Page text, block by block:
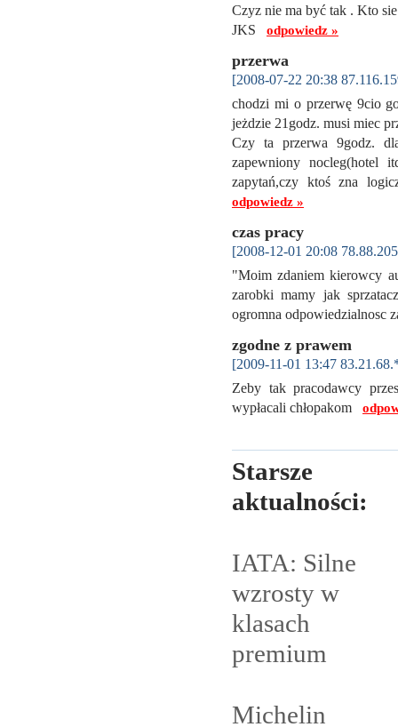
Czyz nie ma być tak . Kto
JKS odpowiedz »
przerwa
[2008-07-22 20:38
chodzi mi o przerwę 9cio
jeżdzie 21godz. musi miec
Czy ta przerwa 9godz.
zapewniony nocleg(hotel
zapytań,czy ktoś zna
odpowiedz »
czas pracy
[2008-12-01 20:08
"Moim zdaniem kierowcy
zarobki mamy jak
ogromna odpowiedzialnosc
zgodne z prawem
[2009-11-01 13:47
Zeby tak pracodawcy
wypłacali chłopakom
Starsze
aktualności:
IATA: Silne
wzrosty w
klasach
premium
Michelin